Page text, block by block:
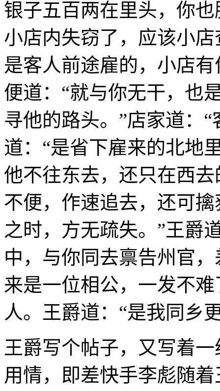
银子五百两在里头，你
小店内失窃了，应该小
是客人前途雇的，小店
便道：“就与你无干，也
寻他的路头。”店家道：
道：“是省下雇来的北地
他不往东去，还只在西
不便，作速追去，还可
之时，方无疏失。”王爵
中，与你同去禀告州官
来是一位相公，一发不
人。王爵道：“是我同乡
王爵写个帖子，又写着
用情，即差快手李彪随